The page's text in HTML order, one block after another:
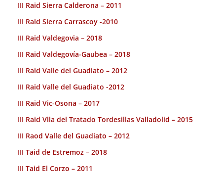
III Raid Sierra Calderona – 2011
III Raid Sierra Carrascoy -2010
III Raid Valdegovia – 2018
III Raid Valdegovía-Gaubea – 2018
III Raid Valle del Guadiato – 2012
III Raid Valle del Guadiato -2012
III Raid Vic-Osona – 2017
III Raid Vlla del Tratado Tordesillas Valladolid – 2015
III Raod Valle del Guadiato – 2012
III Taid de Estremoz – 2018
III Taid El Corzo – 2011